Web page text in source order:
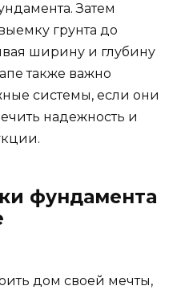
Затем
грунта до
ширину и глубину
также важно
системы, если они
надежность и
фундамента
дом своей мечты,